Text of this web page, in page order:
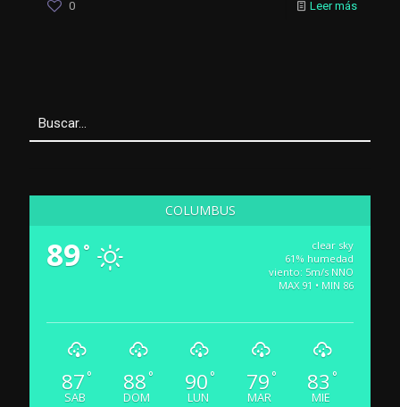
0 Leer más
COLUMBUS
89°
clear sky
61% humedad
viento: 5m/s NNO
MAX 91 • MIN 86
87 °
SAB
88 °
DOM
90 °
LUN
79 °
MAR
83 °
MIE